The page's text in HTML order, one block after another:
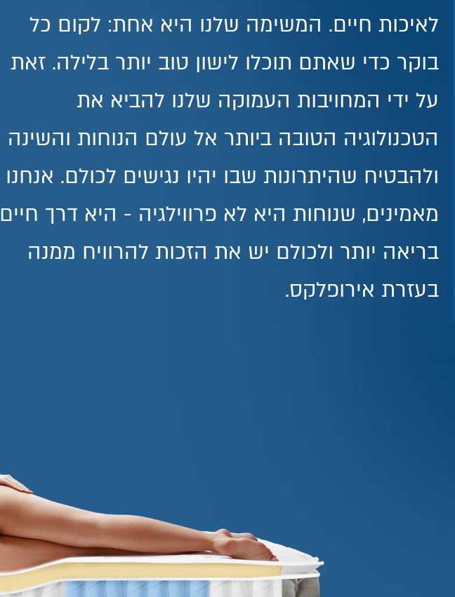
לאיכות חיים. המשימה שלנו היא אחת: לקום כל
בוקר כדי שאתם תוכלו לישון טוב יותר בלילה. זאת
על ידי המחויבות העמוקה שלנו להביא את
הטכנולוגיה הטובה ביותר אל עולם הנוחות והשינה
ולהבטיח שהיתרונות שבו יהיו נגישים לכולם. אנחנו
מאמינים, שנוחות היא לא פרווילגיה - היא דרך חיים
בריאה יותר ולכולם יש את הזכות להרוויח ממנה
בעזרת אירופלקס.